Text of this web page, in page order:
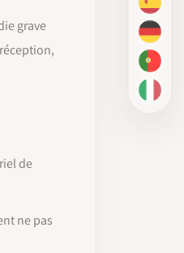
ES
DE
PT-BR
IT
grave
de
ne pas